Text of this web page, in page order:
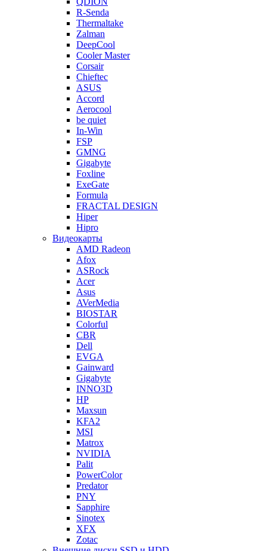
R-Senda
Thermaltake
Zalman
DeepCool
Cooler Master
Corsair
Chieftec
ASUS
Accord
Aerocool
be quiet
In-Win
FSP
GMNG
Gigabyte
Foxline
ExeGate
Formula
FRACTAL DESIGN
Hiper
Hipro
Видеокарты
AMD Radeon
Afox
ASRock
Acer
Asus
AVerMedia
BIOSTAR
Colorful
CBR
Dell
EVGA
Gainward
Gigabyte
INNO3D
HP
Maxsun
KFA2
MSI
Matrox
NVIDIA
Palit
PowerColor
Predator
PNY
Sapphire
Sinotex
XFX
Zotac